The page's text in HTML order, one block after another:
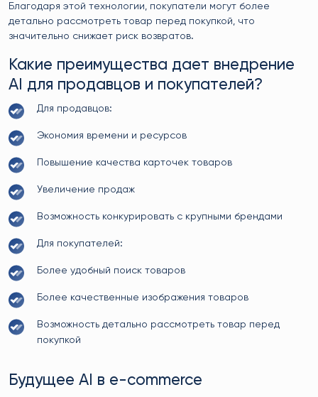
Благодаря этой технологии, покупатели могут более
детально рассмотреть товар перед покупкой, что
значительно снижает риск возвратов.
Какие преимущества дает внедрение
AI для продавцов и покупателей?
Для продавцов:
Экономия времени и ресурсов
Повышение качества карточек товаров
Увеличение продаж
Возможность конкурировать с крупными брендами
Для покупателей:
Более удобный поиск товаров
Более качественные изображения товаров
Возможность детально рассмотреть товар перед
покупкой
Будущее AI в e-commerce